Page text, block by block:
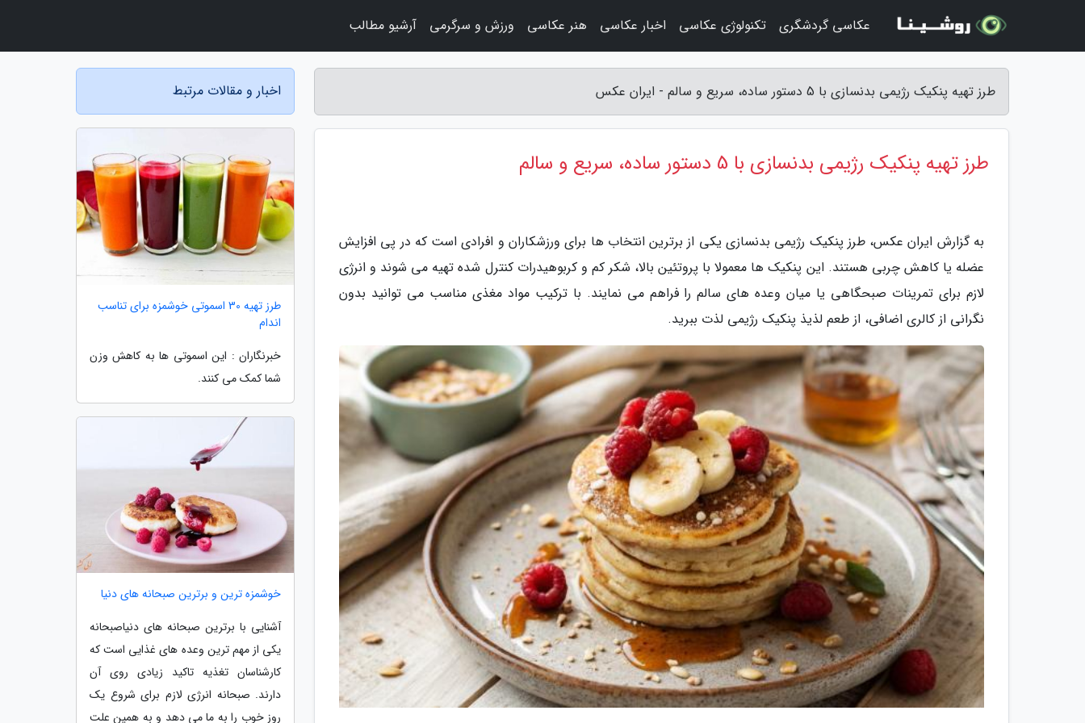
طرز تهیه پنکیک رژیمی بدنسازی با 5 دستور ساده، سریع و سالم - ایران عکس
طرز تهیه پنکیک رژیمی بدنسازی با 5 دستور ساده، سریع و سالم
به گزارش ایران عکس، طرز پنکیک رژیمی بدنسازی یکی از برترین انتخاب ها برای ورزشکاران و افرادی است که در پی افزایش
عضله یا کاهش چربی هستند. این پنکیک ها معمولا با پروتئین بالا، شکر کم و کربوهیدرات کنترل شده تهیه می شوند و انرژی
لازم برای تمرینات صبحگاهی یا میان وعده های سالم را فراهم می نمایند. با ترکیب مواد مغذی مناسب می توانید بدون
نگرانی از کالری اضافی، از طعم لذیذ پنکیک رژیمی لذت ببرید.
اخبار و مقالات مرتبط
طرز تهیه 30 اسموتی خوشمزه برای تناسب
اندام
خبرنگاران : این اسموتی ها به کاهش وزن
شما کمک می کنند.
خوشمزه ترین و برترین صبحانه های دنیا
آشنایی با برترین صبحانه های دنیاصبحانه
یکی از مهم ترین وعده های غذایی است که
کارشناسان تغذیه تاکید زیادی روی آن
دارند. صبحانه انرژی لازم برای شروع یک
روز خوب را به ما می دهد و به همین علت
عکاسی گردشگری تکنولوژی عکاسی اخبار عکاسی هنر عکاسی ورزش و سرگرمی آرشیو مطالب